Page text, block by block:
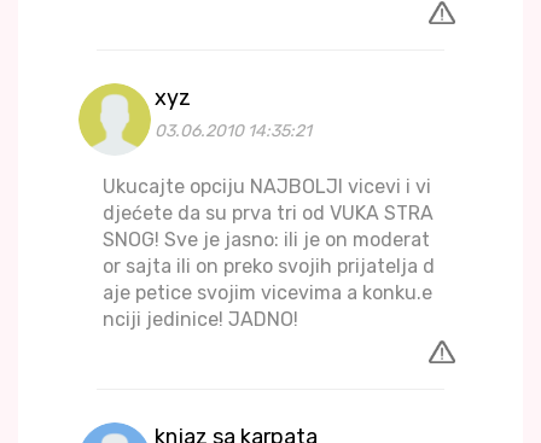
xyz
03.06.2010 14:35:21
Ukucajte opciju NAJBOLJI vicevi i vi
djećete da su prva tri od VUKA STRA
SNOG! Sve je jasno: ili je on moderat
or sajta ili on preko svojih prijatelja d
aje petice svojim vicevima a konku.e
nciji jedinice! JADNO!
knjaz sa karpata